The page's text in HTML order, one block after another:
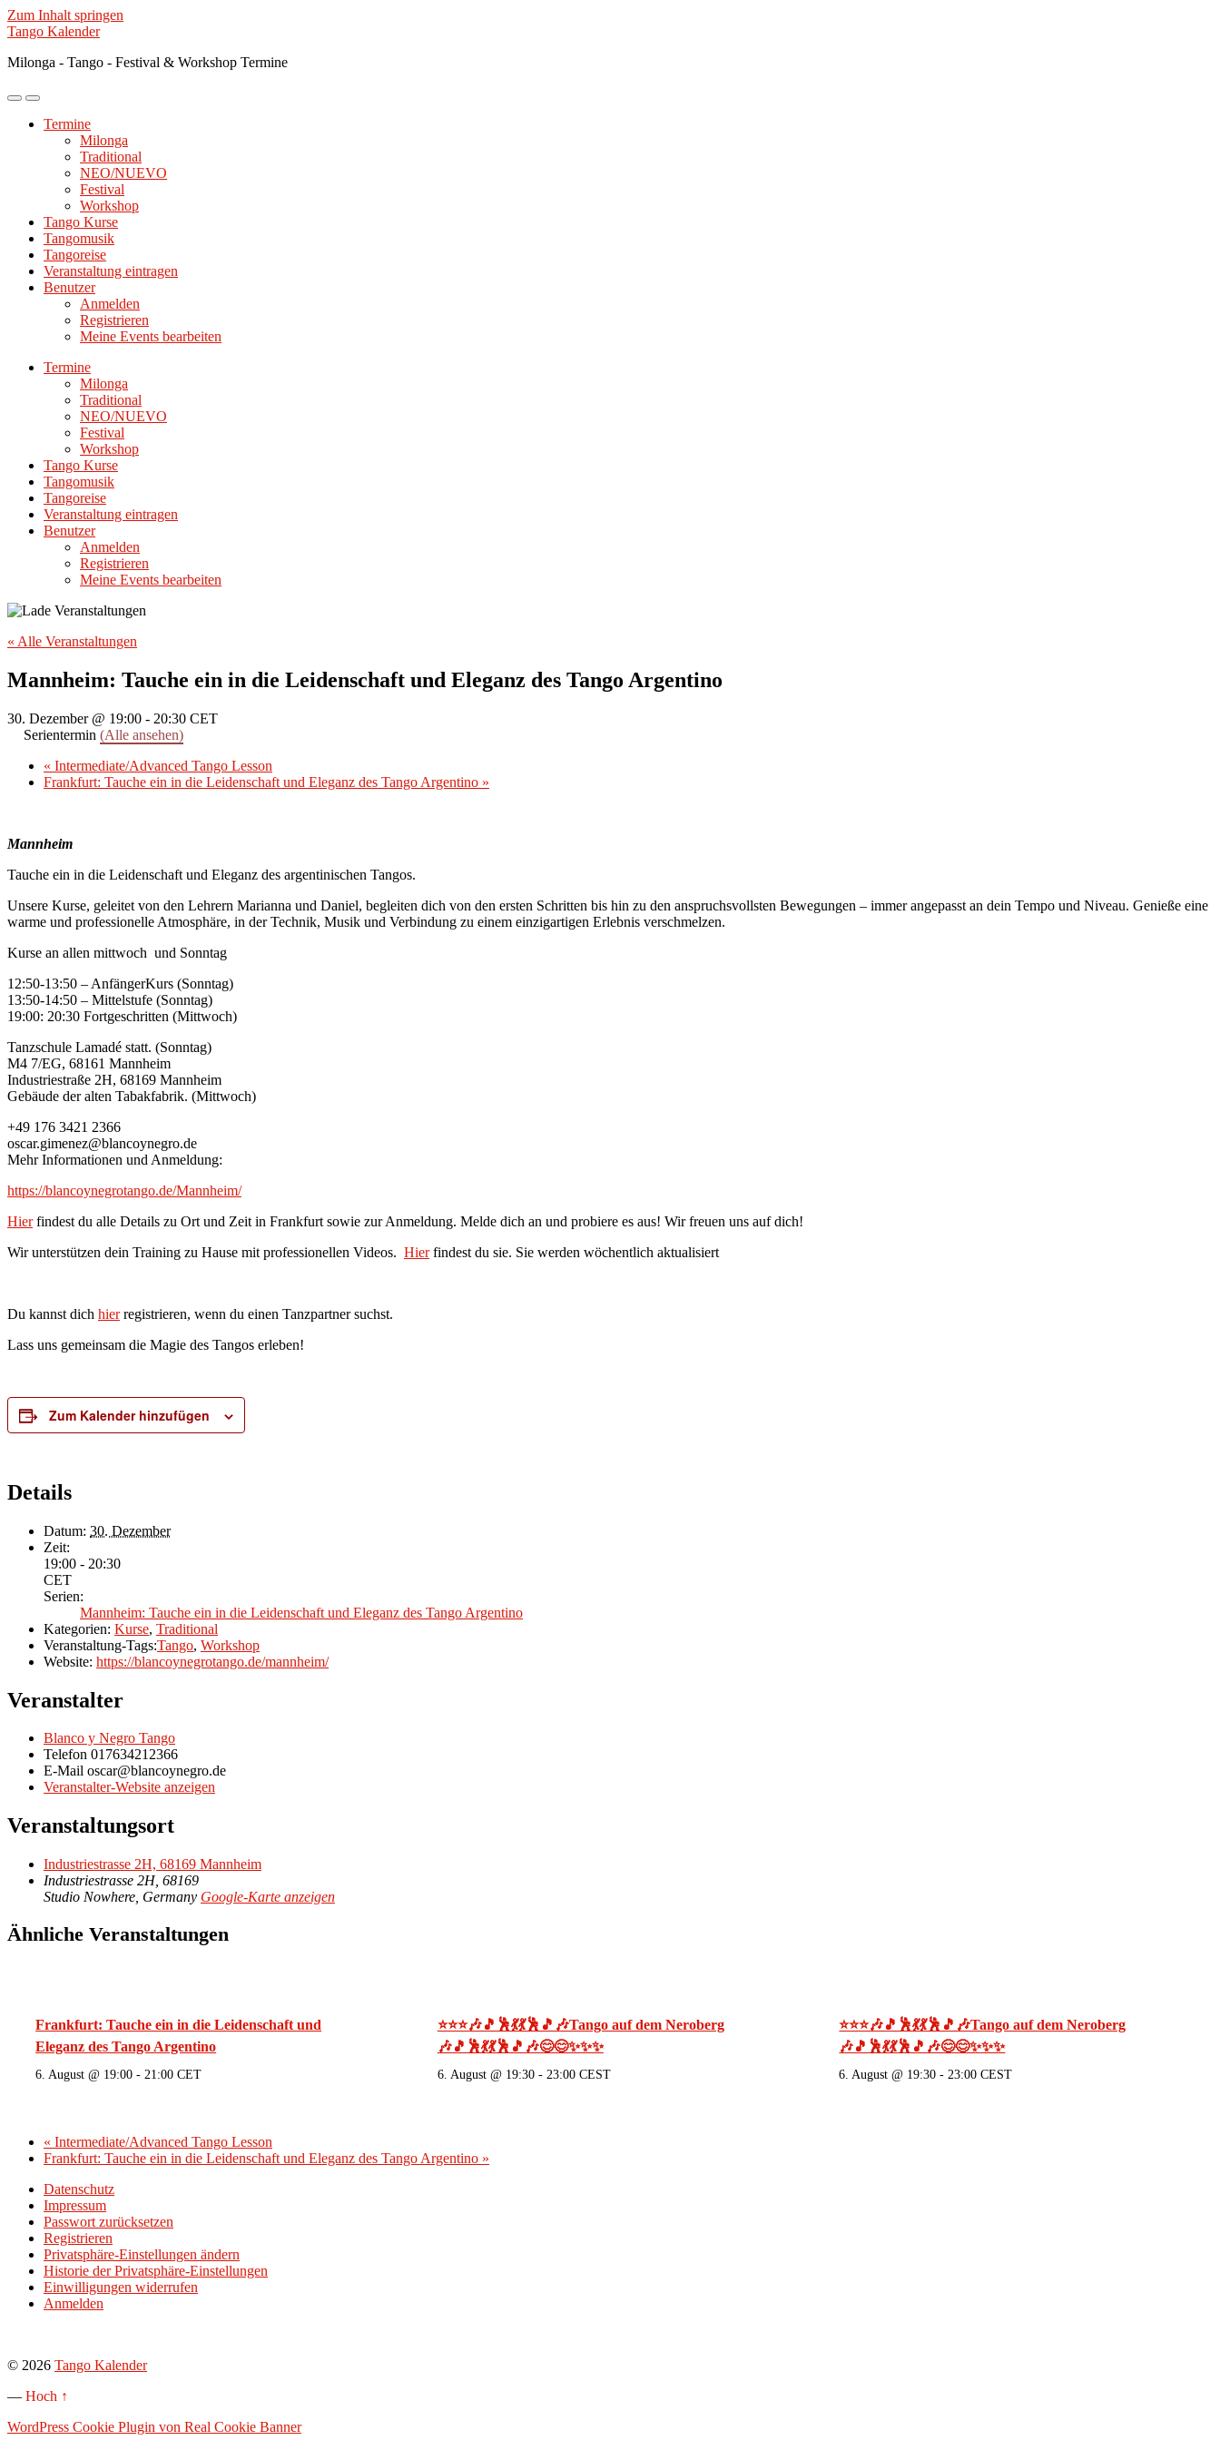
Zum Inhalt springen
Tango Kalender
Milonga - Tango - Festival & Workshop Termine
Mobile-
ein-/ausblenden
Suchfeld
ein-/ausblenden
Termine
Milonga
Traditional
NEO/NUEVO
Festival
Workshop
Tango Kurse
Tangomusik
Tangoreise
Veranstaltung eintragen
Benutzer
Anmelden
Registrieren
Meine Events bearbeiten
Termine
Milonga
Traditional
NEO/NUEVO
Festival
Workshop
Tango Kurse
Tangomusik
Tangoreise
Veranstaltung eintragen
Benutzer
Anmelden
Registrieren
Meine Events bearbeiten
« Alle Veranstaltungen
Mannheim: Tauche ein in die Leidenschaft und Eleganz des Tango Argentino
30. Dezember @ 19:00 - 20:30 CET
Serientermin (Alle ansehen)
« Intermediate/Advanced Tango Lesson
Frankfurt: Tauche ein in die Leidenschaft und Eleganz des Tango Argentino »
Mannheim
Tauche ein in die Leidenschaft und Eleganz des argentinischen Tangos.
Unsere Kurse, geleitet von den Lehrern Marianna und Daniel, begleiten dich von den ersten Schritten bis hin zu den anspruchsvollsten Bewegungen – immer angepasst an dein Tempo und Niveau. Genieße eine
warme und professionelle Atmosphäre, in der Technik, Musik und Verbindung zu einem einzigartigen Erlebnis verschmelzen.
Kurse an allen mittwoch und Sonntag
12:50-13:50 – AnfängerKurs (Sonntag)
13:50-14:50 – Mittelstufe (Sonntag)
19:00: 20:30 Fortgeschritten (Mittwoch)
Tanzschule Lamadé statt. (Sonntag)
M4 7/EG, 68161 Mannheim
Industriestraße 2H, 68169 Mannheim
Gebäude der alten Tabakfabrik. (Mittwoch)
+49 176 3421 2366
oscar.gimenez@blancoynegro.de
Mehr Informationen und Anmeldung:
https://blancoynegrotango.de/Mannheim/
Hierfindest du alle Details zu Ort und Zeit in Frankfurt sowie zur Anmeldung. Melde dich an und probiere es aus! Wir freuen uns auf dich!
Wir unterstützen dein Training zu Hause mit professionellen Videos. Hierfindest du sie. Sie werden wöchentlich aktualisiert
Du kannst dich hierregistrieren, wenn du einen Tanzpartner suchst.
Lass uns gemeinsam die Magie des Tangos erleben!
Zum Kalender hinzufügen
Details
Datum: 30. Dezember
Zeit:
19:00 - 20:30
CET
Serien:
Mannheim: Tauche ein in die Leidenschaft und Eleganz des Tango Argentino
Kategorien: Kurse, Traditional
Veranstaltung-Tags:Tango, Workshop
Website: https://blancoynegrotango.de/mannheim/
Veranstalter
Blanco y Negro Tango
Telefon 017634212366
E-Mail oscar@blancoynegro.de
Veranstalter-Website anzeigen
Veranstaltungsort
Industriestrasse 2H, 68169 Mannheim
Industriestrasse 2H, 68169
Studio Nowhere Germany Google-Karte anzeigen
Ähnliche Veranstaltungen
Frankfurt: Tauche ein in die Leidenschaft und
Eleganz des Tango Argentino
6. August @ 19:00 - 21:00 CET
⭐⭐⭐🎶🎵🕺💃💃🕺🎵🎶Tango auf dem Neroberg
🎶🎵🕺💃💃🕺🎵🎶😊😊✨✨✨
6. August @ 19:30- 23:00 CEST
⭐⭐⭐🎶🎵🕺💃💃🕺🎵🎶Tango auf dem Neroberg
🎶🎵🕺💃💃🕺🎵🎶😊😊✨✨✨
6. August @ 19:30 - 23:00 CEST
« Intermediate/Advanced Tango Lesson
Frankfurt: Tauche ein in die Leidenschaft und Eleganz des Tango Argentino »
Datenschutz
Impressum
Passwort zurücksetzen
Registrieren
Privatsphäre-Einstellungen ändern
Historie der Privatsphäre-Einstellungen
Einwilligungen widerrufen
Anmelden
© 2026 Tango Kalender
— Hoch ↑
WordPress Cookie Plugin von Real Cookie Banner